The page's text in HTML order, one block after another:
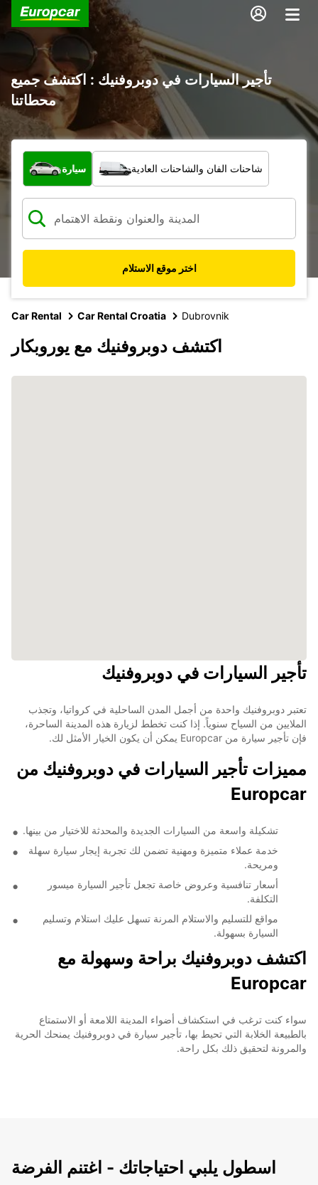
تأجير السيارات في دوبروفنيك : اكتشف جميع
محطاتنا
ما نوع المركبة؟
سيارة شاحنات الفان والشاحنات العادية
اختر موقع الاستلام
Car Rental Car Rental Croatia Dubrovnik
اكتشف دوبروفنيك مع يوروبكار
تأجير السيارات في دوبروفنيك
تعتبر دوبروفنيك واحدة من أجمل المدن الساحلية في كرواتيا، وتجذب
الملايين من السياح سنوياً. إذا كنت تخطط لزيارة هذه المدينة الساحرة،
فإن تأجير سيارة من Europcar يمكن أن يكون الخيار الأمثل لك.
مميزات تأجير السيارات في دوبروفنيك من
Europcar
تشكيلة واسعة من السيارات الجديدة والمحدثة للاختيار من بينها.
خدمة عملاء متميزة ومهنية تضمن لك تجربة إيجار سيارة سهلة
ومريحة.
أسعار تنافسية وعروض خاصة تجعل تأجير السيارة ميسور
التكلفة.
مواقع للتسليم والاستلام المرنة تسهل عليك استلام وتسليم
السيارة بسهولة.
اكتشف دوبروفنيك براحة وسهولة مع
Europcar
سواء كنت ترغب في استكشاف أضواء المدينة اللامعة أو الاستمتاع
بالطبيعة الخلابة التي تحيط بها، تأجير سيارة في دوبروفنيك يمنحك الحرية
والمرونة لتحقيق ذلك بكل راحة.
اسطول يلبي احتياجاتك - اغتنم الفرضة